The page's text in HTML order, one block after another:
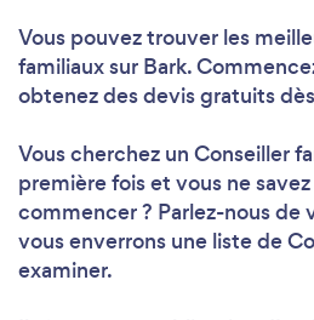
Vous pouvez trouver les
familiaux sur Bark.
obtenez des devis gratuits
Vous cherchez un Conseiller
première fois et vous ne
commencer ? Parlez-nous de
vous enverrons une liste de
examiner.